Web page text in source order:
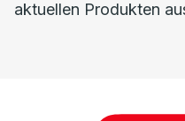
aktuellen Produkten